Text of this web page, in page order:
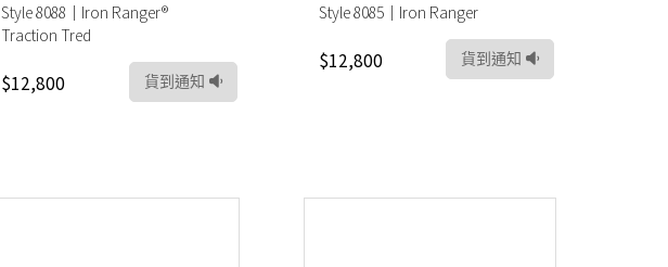
Style 8088｜Iron Ranger®
Traction Tred
$12,800 貨到通知
Style 8085｜Iron Ranger
$12,800 貨到通知